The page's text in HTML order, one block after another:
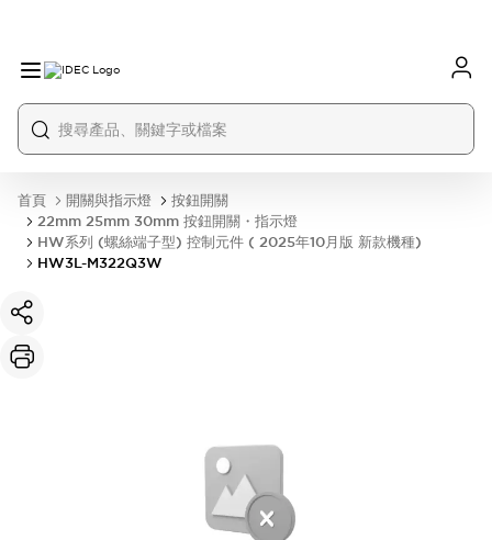
首頁 開關與指示燈
按鈕開關
22mm 25mm 30mm 按鈕開關・指示燈
HW系列 (螺絲端子型) 控制元件 ( 2025年10月版 新款機種)
HW3L-M322Q3W